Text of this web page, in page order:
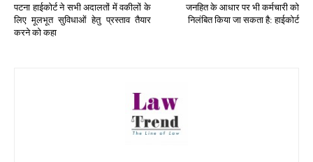
पटना हाईकोर्ट ने सभी अदालतों में वकीलों के
लिए मूलभूत सुविधाओं हेतु प्रस्ताव तैयार
करने को कहा
जनहित के आधार पर भी कर्मचारी को
निलंबित किया जा सकता है: हाईकोर्ट